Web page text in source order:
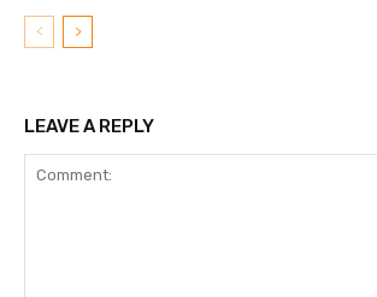
LEAVE A REPLY